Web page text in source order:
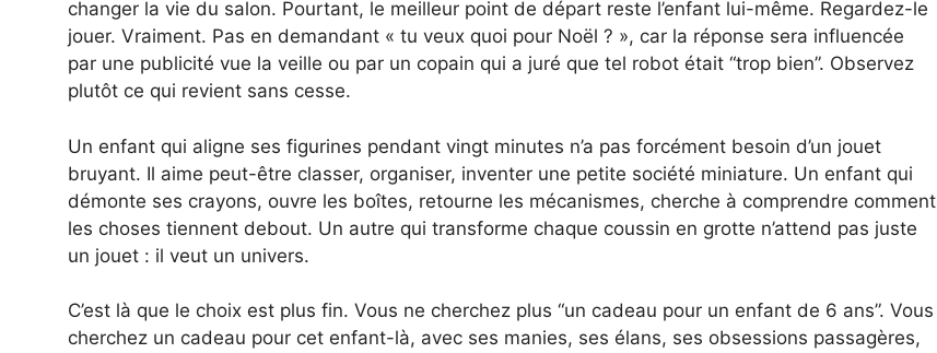
changer la vie du salon. Pourtant, le meilleur point de départ reste l’enfant lui-même. Regardez-le
jouer. Vraiment. Pas en demandant « tu veux quoi pour Noël ? », car la réponse sera influencée
par une publicité vue la veille ou par un copain qui a juré que tel robot était “trop bien”. Observez
plutôt ce qui revient sans cesse.
Un enfant qui aligne ses figurines pendant vingt minutes n’a pas forcément besoin d’un jouet
bruyant. Il aime peut-être classer, organiser, inventer une petite société miniature. Un enfant qui
démonte ses crayons, ouvre les boîtes, retourne les mécanismes, cherche à comprendre comment
les choses tiennent debout. Un autre qui transforme chaque coussin en grotte n’attend pas juste
un jouet : il veut un univers.
C’est là que le choix est plus fin. Vous ne cherchez plus “un cadeau pour un enfant de 6 ans”. Vous
cherchez un cadeau pour cet enfant-là, avec ses manies, ses élans, ses obsessions passagères,